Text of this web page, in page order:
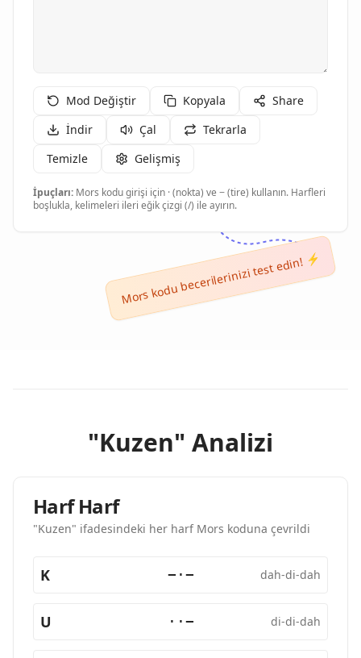
Mod Değiştir Kopyala
Share
İndir
Çal
Tekrarla
Temizle
Gelişmiş
İpuçları: Mors kodu girişi için · (nokta) ve − (tire) kullanın. Harfleri
boşlukla, kelimeleri ileri eğik çizgi (/) ile ayırın.
Mors kodu becerilerinizi test edin! ⚡
"Kuzen" Analizi
Harf Harf
"Kuzen" ifadesindeki her harf Mors koduna çevrildi
K −·− dah-di-dah
U ··− di-di-dah